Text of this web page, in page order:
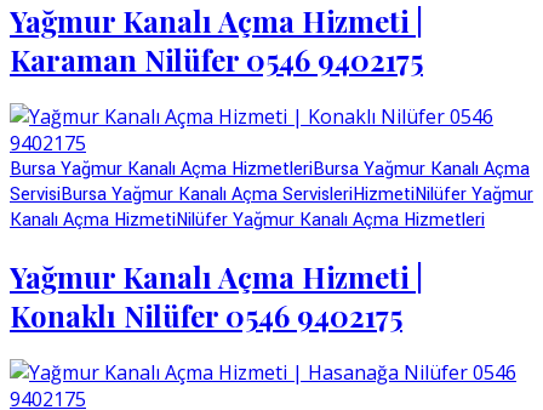
Yağmur Kanalı Açma Hizmeti |
Karaman Nilüfer 0546 9402175
Bursa Yağmur Kanalı Açma HizmetleriBursa Yağmur Kanalı Açma
ServisiBursa Yağmur Kanalı Açma ServisleriHizmetiNilüfer Yağmur
Kanalı Açma HizmetiNilüfer Yağmur Kanalı Açma Hizmetleri
Yağmur Kanalı Açma Hizmeti |
Konaklı Nilüfer 0546 9402175